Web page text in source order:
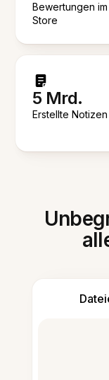
Bewertungen
Store
5 Mrd.
Erstellte Notizen